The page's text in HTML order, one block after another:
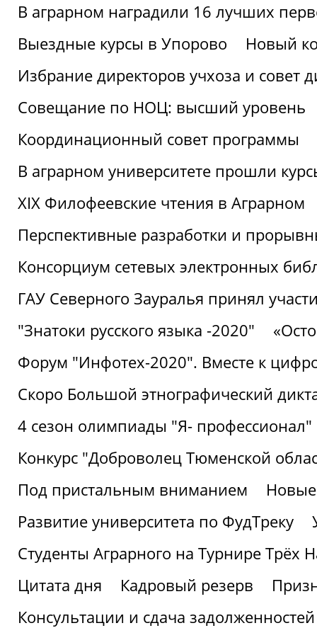
В аграрном наградили 16 лучших
Выездные курсы в Упорово
Новый
Избрание директоров учхоза и совет
Совещание по НОЦ: высший уровень
Координационный совет программы
В аграрном университете прошли
XIX Филофеевские чтения в Аграрном
Перспективные разработки и
Консорциум сетевых электронных
ГАУ Северного Зауралья принял
"Знатоки русского языка -2020"
Форум "Инфотех-2020". Вместе к
Скоро Большой этнографический
4 сезон олимпиады "Я- профессионал"
Конкурс "Доброволец Тюменской
Под пристальным вниманием
Развитие университета по ФудТреку
Студенты Аграрного на Турнире Трёх
Цитата дня
Кадровый резерв
Консультации и сдача